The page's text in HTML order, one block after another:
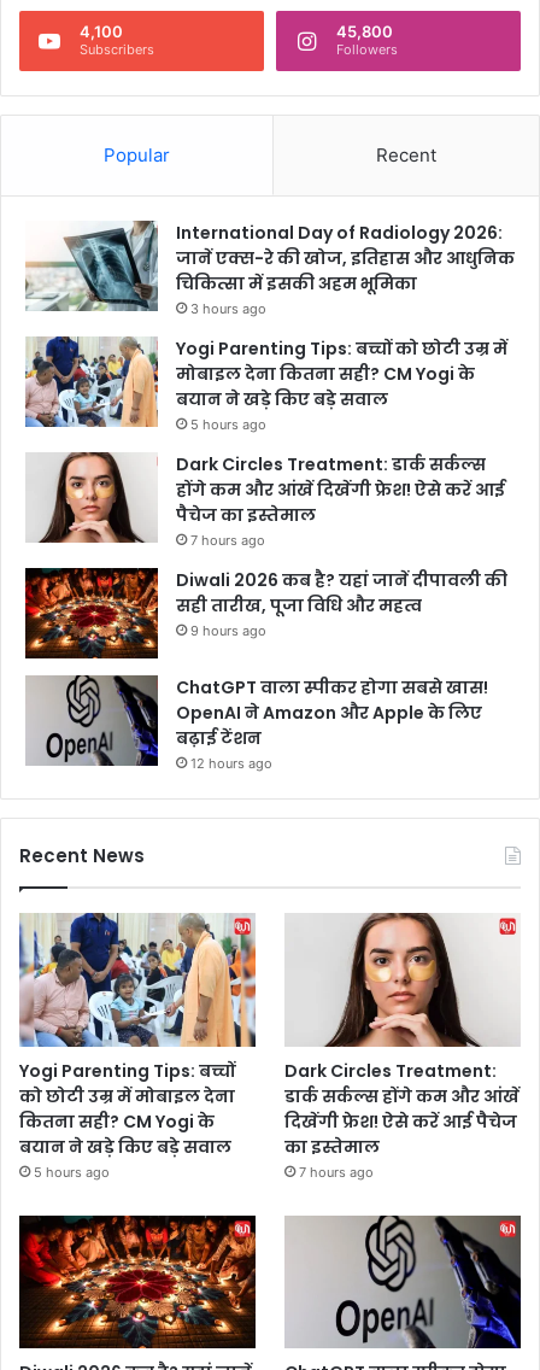
4,100
Subscribers
45,800
Followers
Popular Recent
International Day of Radiology 2026:
जानें एक्स-रे की खोज, इतिहास और आधुनिक
चिकित्सा में इसकी अहम भूमिका
3 hours ago
Yogi Parenting Tips: बच्चों को छोटी उम्र में
मोबाइल देना कितना सही? CM Yogi के
बयान ने खड़े किए बड़े सवाल
5 hours ago
Dark Circles Treatment: डार्क सर्कल्स
होंगे कम और आंखें दिखेंगी फ्रेश! ऐसे करें आई
पैचेज का इस्तेमाल
7 hours ago
Diwali 2026 कब है? यहां जानें दीपावली की
सही तारीख, पूजा विधि और महत्व
9 hours ago
ChatGPT वाला स्पीकर होगा सबसे खास!
OpenAI ने Amazon और Apple के लिए
बढ़ाई टेंशन
12 hours ago
Recent News
Yogi Parenting Tips: बच्चों
को छोटी उम्र में मोबाइल देना
कितना सही? CM Yogi के
बयान ने खड़े किए बड़े सवाल
5 hours ago
Dark Circles Treatment:
डार्क सर्कल्स होंगे कम और आंखें
दिखेंगी फ्रेश! ऐसे करें आई पैचेज
का इस्तेमाल
7 hours ago